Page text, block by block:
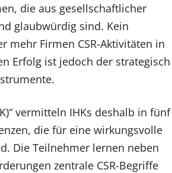
die aus gesellschaftlicher
glaubwürdig sind. Kein
mehr Firmen CSR-Aktivitäten in
Erfolg ist jedoch der strategisch
vermitteln IHKs deshalb in fünf
die für eine wirkungsvolle
Die Teilnehmer lernen neben
zentrale CSR-Begriffe